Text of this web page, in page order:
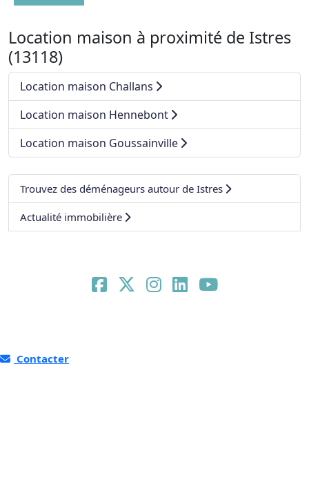
Location maison à proximité de Istres
(13118)
Location maison Challans
Location maison Hennebont
Location maison Goussainville
Trouvez des déménageurs autour de Istres
Actualité immobilière
Contacter